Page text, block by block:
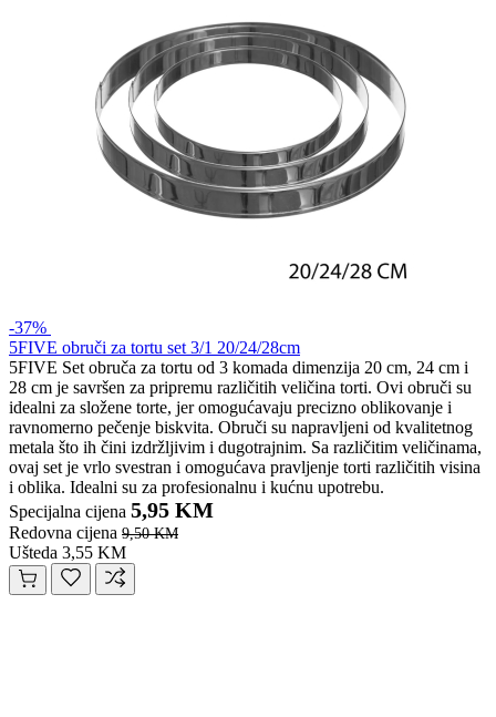
-37%
5FIVE obruči za tortu set 3/1 20/24/28cm
5FIVE Set obruča za tortu od 3 komada dimenzija 20 cm, 24 cm i
28 cm je savršen za pripremu različitih veličina torti. Ovi obruči su
idealni za složene torte, jer omogućavaju precizno oblikovanje i
ravnomerno pečenje biskvita. Obruči su napravljeni od kvalitetnog
metala što ih čini izdržljivim i dugotrajnim. Sa različitim veličinama,
ovaj set je vrlo svestran i omogućava pravljenje torti različitih visina
i oblika. Idealni su za profesionalnu i kućnu upotrebu.
Specijalna cijena 5,95 KM
Redovna cijena 9,50 KM
Ušteda 3,55 KM